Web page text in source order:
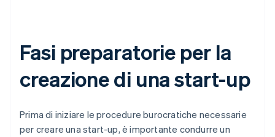
Fasi preparatorie per la
creazione di una start-up
Prima di iniziare le procedure burocratiche necessarie
per creare una start-up, è importante condurre un